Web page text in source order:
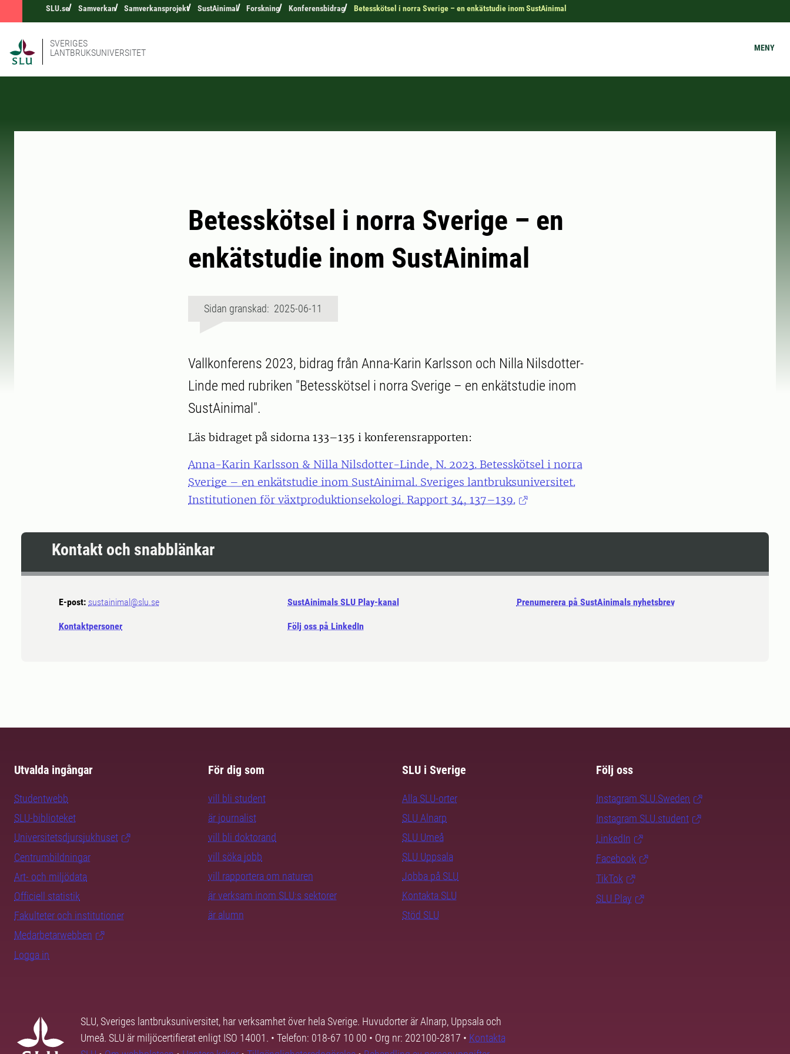
SLU.se Samverkan Samverkansprojekt SustAinimal Forskning Konferensbidrag Betesskötsel i norra Sverige – en enkätstudie inom SustAinimal
SVERIGES
LANTBRUKSUNIVERSITET
MENY
Betesskötsel i norra Sverige – en
enkätstudie inom SustAinimal
Sidan granskad: 2025-06-11
Vallkonferens 2023, bidrag från Anna-Karin Karlsson och Nilla Nilsdotter-
Linde med rubriken "Betesskötsel i norra Sverige – en enkätstudie inom
SustAinimal".
Läs bidraget på sidorna 133–135 i konferensrapporten:
Anna-Karin Karlsson & Nilla Nilsdotter-Linde, N. 2023. Betesskötsel i norra
Sverige – en enkätstudie inom SustAinimal. Sveriges lantbruksuniversitet.
Institutionen för växtproduktionsekologi. Rapport 34, 137–139.
Kontakt och snabblänkar
E-post: sustainimal@slu.se
Kontaktpersoner
SustAinimals SLU Play-kanal
Följ oss på LinkedIn
Prenumerera på SustAinimals nyhetsbrev
Utvalda ingångar
Studentwebb
SLU-biblioteket
Universitetsdjursjukhuset
Centrumbildningar
Art- och miljödata
Officiell statistik
Fakulteter och institutioner
Medarbetarwebben
Logga in
För dig som
vill bli student
är journalist
vill bli doktorand
vill söka jobb
vill rapportera om naturen
är verksam inom SLU:s sektorer
är alumn
SLU i Sverige
Alla SLU-orter
SLU Alnarp
SLU Umeå
SLU Uppsala
Jobba på SLU
Kontakta SLU
Stöd SLU
Följ oss
Instagram SLU.Sweden
Instagram SLU.student
LinkedIn
Facebook
TikTok
SLU Play
SLU, Sveriges lantbruksuniversitet, har verksamhet över hela Sverige. Huvudorter är Alnarp, Uppsala och
Umeå. SLU är miljöcertifierat enligt ISO 14001. • Telefon: 018-67 10 00 • Org nr: 202100-2817 • Kontakta